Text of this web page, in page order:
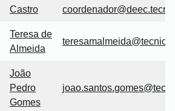
Castro
Teresa de
Almeida
João
Pedro
Gomes
joao.santos.gomes